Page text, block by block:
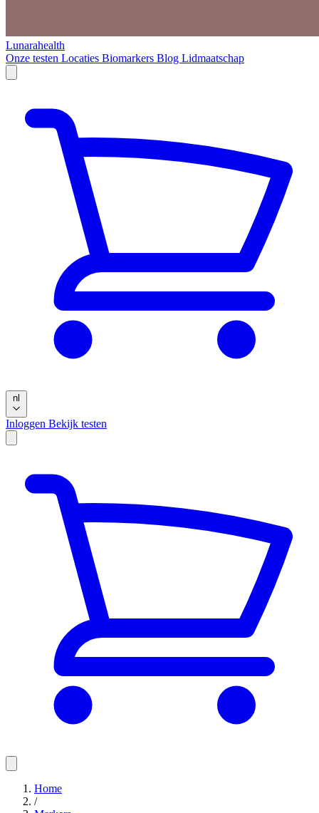
Lunarahealth
Onze testen Locaties Biomarkers Blog Lidmaatschap
nl
Inloggen Bekijk testen
Home
/